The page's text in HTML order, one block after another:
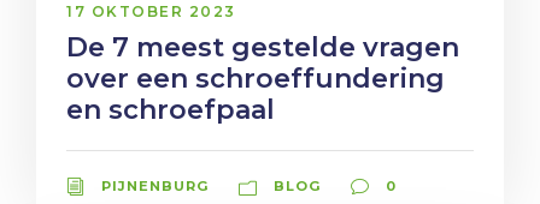
17 OKTOBER 2023
De 7 meest gestelde vragen
over een schroeffundering
en schroefpaal
PIJNENBURG BLOG 0